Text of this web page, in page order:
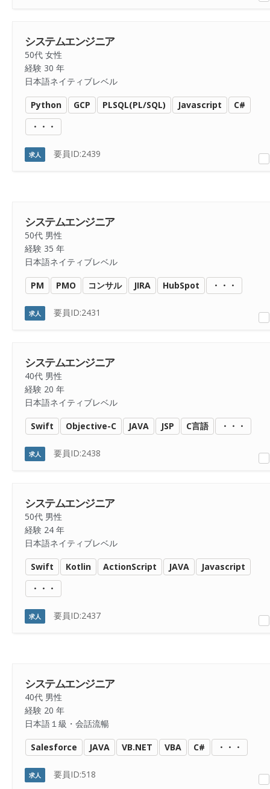
システムエンジニア
50代 女性
経験 30 年
日本語ネイティブレベル
Python GCP PLSQL(PL/SQL) Javascript
C#
・・・
求人 要員ID:2439
システムエンジニア
50代 男性
経験 35 年
日本語ネイティブレベル
PM PMO コンサル JIRA HubSpot ・・・
求人 要員ID:2431
システムエンジニア
40代 男性
経験 20 年
日本語ネイティブレベル
Swift Objective-C JAVA JSP C言語 ・・・
求人 要員ID:2438
システムエンジニア
50代 男性
経験 24 年
日本語ネイティブレベル
Swift Kotlin ActionScript JAVA
Javascript
・・・
求人 要員ID:2437
システムエンジニア
40代 男性
経験 20 年
日本語１級・会話流暢
Salesforce JAVA VB.NET VBA C# ・・・
求人 要員ID:518